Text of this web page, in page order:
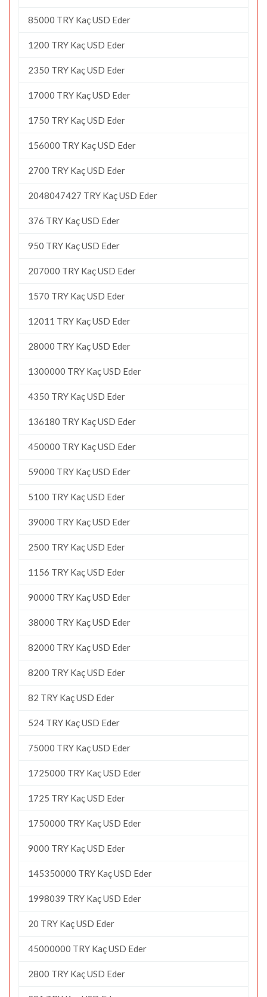
85000 TRY Kaç USD Eder
1200 TRY Kaç USD Eder
2350 TRY Kaç USD Eder
17000 TRY Kaç USD Eder
1750 TRY Kaç USD Eder
156000 TRY Kaç USD Eder
2700 TRY Kaç USD Eder
2048047427 TRY Kaç USD Eder
376 TRY Kaç USD Eder
950 TRY Kaç USD Eder
207000 TRY Kaç USD Eder
1570 TRY Kaç USD Eder
12011 TRY Kaç USD Eder
28000 TRY Kaç USD Eder
1300000 TRY Kaç USD Eder
4350 TRY Kaç USD Eder
136180 TRY Kaç USD Eder
450000 TRY Kaç USD Eder
59000 TRY Kaç USD Eder
5100 TRY Kaç USD Eder
39000 TRY Kaç USD Eder
2500 TRY Kaç USD Eder
1156 TRY Kaç USD Eder
90000 TRY Kaç USD Eder
38000 TRY Kaç USD Eder
82000 TRY Kaç USD Eder
8200 TRY Kaç USD Eder
82 TRY Kaç USD Eder
524 TRY Kaç USD Eder
75000 TRY Kaç USD Eder
1725000 TRY Kaç USD Eder
1725 TRY Kaç USD Eder
1750000 TRY Kaç USD Eder
9000 TRY Kaç USD Eder
145350000 TRY Kaç USD Eder
1998039 TRY Kaç USD Eder
20 TRY Kaç USD Eder
45000000 TRY Kaç USD Eder
2800 TRY Kaç USD Eder